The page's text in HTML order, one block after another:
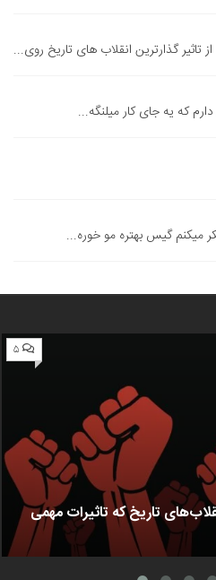
تاثیر گذارترین انقلاب های تاریخ روی...
که یه جای کار میلنگه...
میکنم گیس بهتره مو خوره...
۵
تاریخ که تاثیرات مهمی